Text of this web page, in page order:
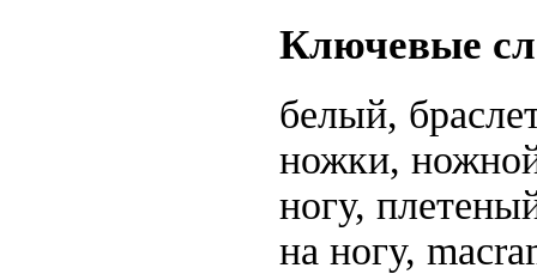
Ключевые
белый,
ножки,
ногу,
на ногу,